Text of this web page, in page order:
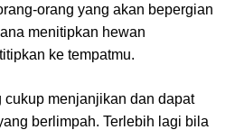
orang yang akan bepergian
menitipkan hewan
ke tempatmu.
menjanjikan dan dapat
berlimpah. Terlebih lagi bila